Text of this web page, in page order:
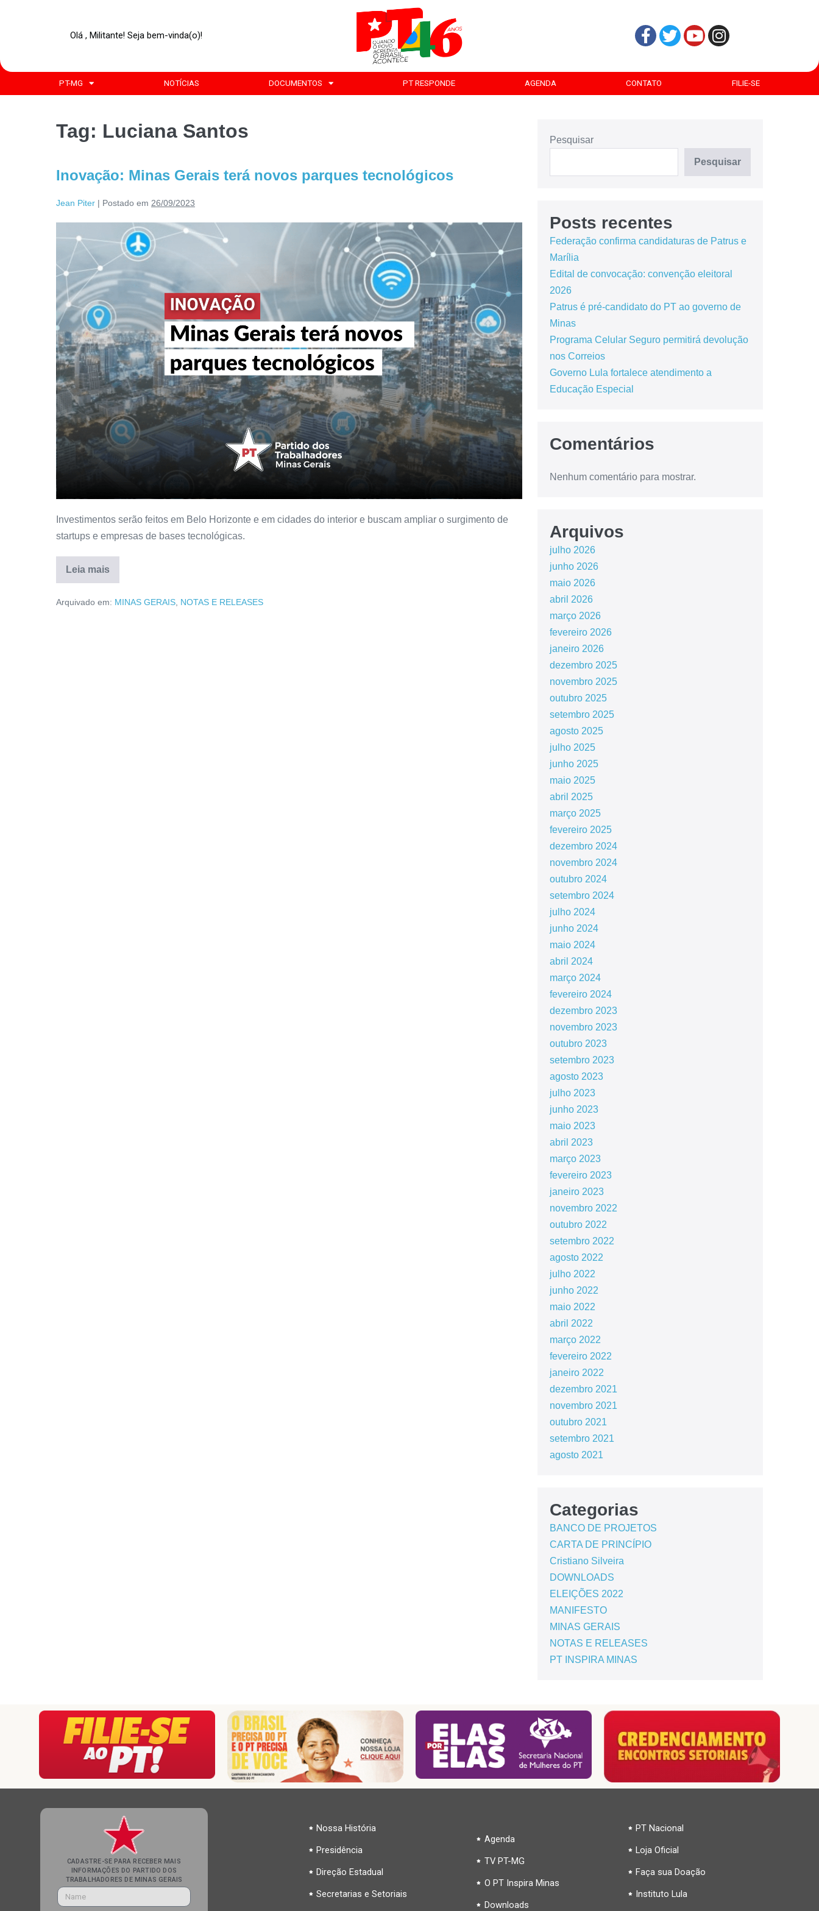
Olá , Militante! Seja bem-vinda(o)!
PT-MG NOTÍCIAS DOCUMENTOS PT RESPONDE AGENDA CONTATO FILIE-SE
Tag: Luciana Santos
Inovação: Minas Gerais terá novos parques tecnológicos
Jean Piter | Postado em 26/09/2023
Investimentos serão feitos em Belo Horizonte e em cidades do interior e buscam ampliar o surgimento de
startups e empresas de bases tecnológicas.
Leia mais
Arquivado em: MINAS GERAIS, NOTAS E RELEASES
Pesquisar
Pesquisar
Posts recentes
Federação confirma candidaturas de Patrus e
Marília
Edital de convocação: convenção eleitoral
2026
Patrus é pré-candidato do PT ao governo de
Minas
Programa Celular Seguro permitirá devolução
nos Correios
Governo Lula fortalece atendimento a
Educação Especial
Comentários
Nenhum comentário para mostrar.
Arquivos
julho 2026
junho 2026
maio 2026
abril 2026
março 2026
fevereiro 2026
janeiro 2026
dezembro 2025
novembro 2025
outubro 2025
setembro 2025
agosto 2025
julho 2025
junho 2025
maio 2025
abril 2025
março 2025
fevereiro 2025
dezembro 2024
novembro 2024
outubro 2024
setembro 2024
julho 2024
junho 2024
maio 2024
abril 2024
março 2024
fevereiro 2024
dezembro 2023
novembro 2023
outubro 2023
setembro 2023
agosto 2023
julho 2023
junho 2023
maio 2023
abril 2023
março 2023
fevereiro 2023
janeiro 2023
novembro 2022
outubro 2022
setembro 2022
agosto 2022
julho 2022
junho 2022
maio 2022
abril 2022
março 2022
fevereiro 2022
janeiro 2022
dezembro 2021
novembro 2021
outubro 2021
setembro 2021
agosto 2021
Categorias
BANCO DE PROJETOS
CARTA DE PRINCÍPIO
Cristiano Silveira
DOWNLOADS
ELEIÇÕES 2022
MANIFESTO
MINAS GERAIS
NOTAS E RELEASES
PT INSPIRA MINAS
CADASTRE-SE PARA RECEBER MAIS
INFORMAÇÕES DO PARTIDO DOS
TRABALHADORES DE MINAS GERAIS
Nossa História
Presidência
Direção Estadual
Secretarias e Setoriais
Agenda
TV PT-MG
O PT Inspira Minas
Downloads
PT Nacional
Loja Oficial
Faça sua Doação
Instituto Lula